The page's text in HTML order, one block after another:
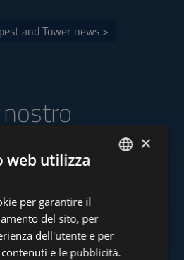
and Tower news >
investments.com
FRENCH
×
web utilizza
per garantire il
del sito, per
dell'utente e per
e le pubblicità.